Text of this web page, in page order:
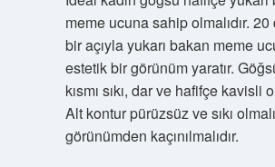
meme ucuna sahip olmalıdır.
bir açıyla yukarı bakan meme
estetik bir görünüm yaratır.
kısmı sıkı, dar ve hafifçe kavisli
Alt kontur pürüzsüz ve sıkı
görünümden kaçınılmalıdır.